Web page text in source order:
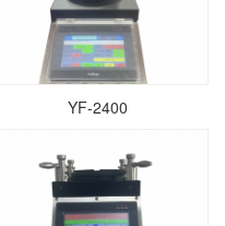
YF-2400